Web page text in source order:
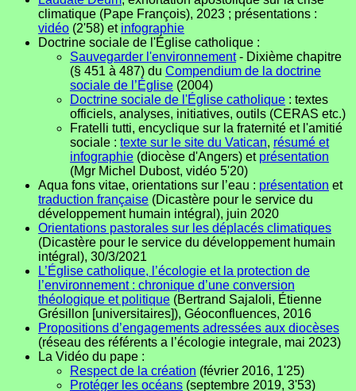
climatique (Pape François), 2023 ; présentations :
vidéo (2'58) et infographie
Doctrine sociale de l'Église catholique :
Sauvegarder l'environnement- Dixième chapitre
(§ 451 à 487) du Compendium de la doctrine
sociale de l’Église (2004)
Doctrine sociale de l'Église catholique : textes
officiels, analyses, initiatives, outils (CERAS etc.)
Fratelli tutti, encyclique sur la fraternité et l'amitié
sociale : texte sur le site du Vatican, résumé et
infographie (diocèse d'Angers) et présentation
(Mgr Michel Dubost, vidéo 5'20)
Aqua fons vitae, orientations sur l’eau : présentation et
traduction française (Dicastère pour le service du
développement humain intégral), juin 2020
Orientations pastorales sur les déplacés climatiques
(Dicastère pour le service du développement humain
intégral), 30/3/2021
L’Église catholique, l’écologie et la protection de
l’environnement : chronique d’une conversion
théologique et politique (Bertrand Sajaloli, Étienne
Grésillon [universitaires]), Géoconfluences, 2016
Propositions d’engagements adressées aux diocèses
(réseau des référents a l’écologie integrale, mai 2023)
La Vidéo du pape :
Respect de la création (février 2016, 1'25)
Protéger les océans (septembre 2019, 3'53)